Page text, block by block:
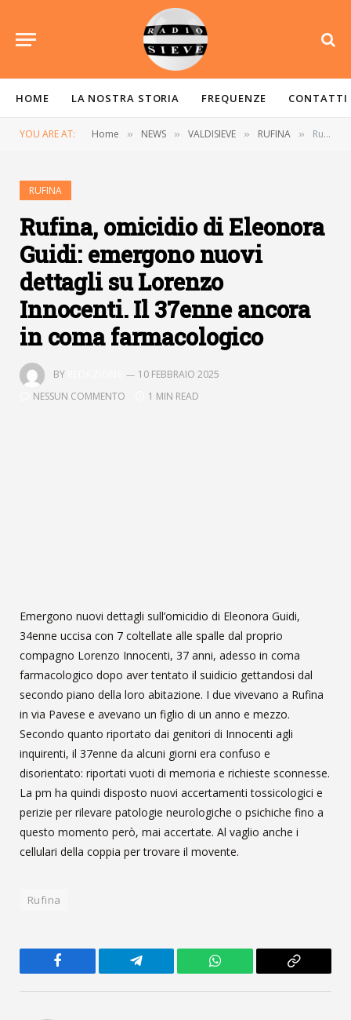
HOME LA NOSTRA STORIA FREQUENZE CONTATTI
YOU ARE AT: Home » NEWS » VALDISIEVE » RUFINA » Rufina, omicidio di Eleonora Guidi: emergono nuovi dettagli su Lorenzo Innocenti. Il 37enne ancora in coma farmacologico
RUFINA
Rufina, omicidio di Eleonora
Guidi: emergono nuovi
dettagli su Lorenzo
Innocenti. Il 37enne ancora
in coma farmacologico
BY
10 FEBBRAIO 2025
NESSUN COMMENTO
1 MIN READ
Emergono nuovi dettagli sull’omicidio di Eleonora Guidi,
34enne uccisa con 7 coltellate alle spalle dal proprio
compagno Lorenzo Innocenti, 37 anni, adesso in coma
farmacologico dopo aver tentato il suidicio gettandosi dal
secondo piano della loro abitazione. I due vivevano a Rufina
in via Pavese e avevano un figlio di un anno e mezzo.
Secondo quanto riportato dai genitori di Innocenti agli
inquirenti, il 37enne da alcuni giorni era confuso e
disorientato: riportati vuoti di memoria e richieste sconnesse.
La pm ha quindi disposto nuovi accertamenti tossicologici e
perizie per rilevare patologie neurologiche o psichiche fino a
questo momento però, mai accertate. Al vaglio anche i
cellulari della coppia per trovare il movente.
Rufina
Facebook Telegram WhatsApp
Copy